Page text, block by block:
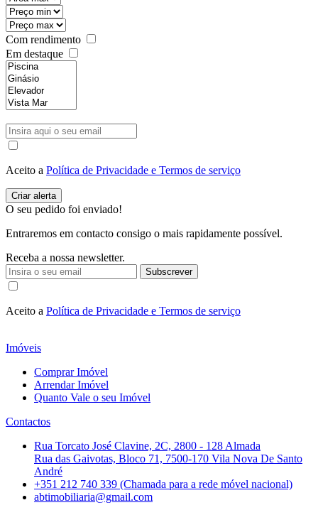
Com rendimento
Em destaque
Aceito a Política de Privacidade e Termos de serviço
O seu pedido foi enviado!
Entraremos em contacto consigo o mais rapidamente possível.
Receba a nossa newsletter.
Subscrever
Aceito a Política de Privacidade e Termos de serviço
Imóveis
Comprar Imóvel
Arrendar Imóvel
Quanto Vale o seu Imóvel
Contactos
Rua Torcato José Clavine, 2C, 2800 - 128 Almada
Rua das Gaivotas, Bloco 71, 7500-170 Vila Nova De Santo
André
+351 212 740 339 (Chamada para a rede móvel nacional)
abtimobiliaria@gmail.com